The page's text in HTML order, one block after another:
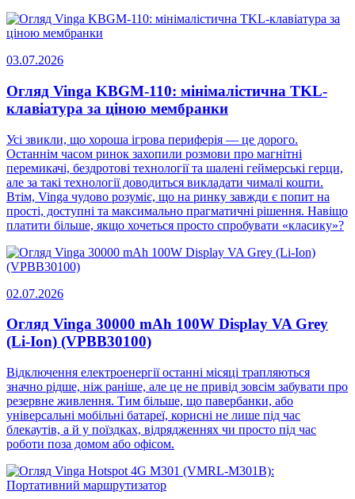
03.07.2026
Огляд Vinga KBGM-110: мінімалістична TKL-
клавіатура за ціною мембранки
Усі звикли, що хороша ігрова периферія — це дорого.
Останнім часом ринок захопили розмови про магнітні
перемикачі, бездротові технології та шалені геймерські герци,
але за такі технології доводиться викладати чималі кошти.
Втім, Vinga чудово розуміє, що на ринку завжди є попит на
прості, доступні та максимально прагматичні рішення. Навіщо
платити більше, якщо хочеться просто спробувати «класику»?
02.07.2026
Огляд Vinga 30000 mAh 100W Display VA Grey
(Li-Ion) (VPBB30100)
Відключення електроенергії останні місяці трапляються
значно рідше, ніж раніше, але це не привід зовсім забувати про
резервне живлення. Тим більше, що павербанки, або
універсальні мобільні батареї, корисні не лише під час
блекаутів, а й у поїздках, відрядженнях чи просто під час
роботи поза домом або офісом.